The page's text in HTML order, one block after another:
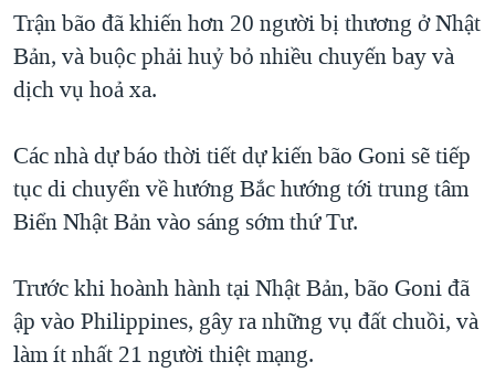
BÊN KIA QUỐC LỘ: TIẾNG VỌNG TỪ NÔNG THÔN MỸ
QUAN HỆ VIỆT MỸ
Trận bão đã khiến hơn 20 người bị thương ở Nhật
Bản, và buộc phải huỷ bỏ nhiều chuyến bay và
dịch vụ hoả xa.
Các nhà dự báo thời tiết dự kiến bão Goni sẽ tiếp
tục di chuyển về hướng Bắc hướng tới trung tâm
Biển Nhật Bản vào sáng sớm thứ Tư.
Trước khi hoành hành tại Nhật Bản, bão Goni đã
ập vào Philippines, gây ra những vụ đất chuồi, và
làm ít nhất 21 người thiệt mạng.